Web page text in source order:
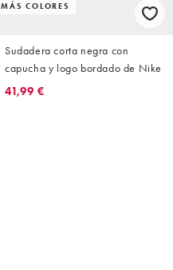
MÁS COLORES
Sudadera corta negra con
capucha y logo bordado de Nike
41,99 €